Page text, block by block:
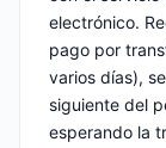
electrónico.
pago por
varios días),
siguiente del
esperando la